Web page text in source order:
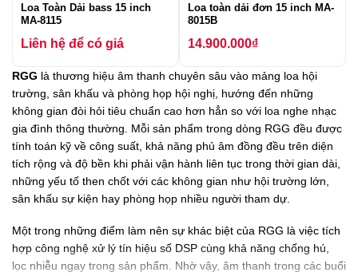
Loa Toàn Dải bass 15 inch
MA-8115
Liên hệ để có giá
Loa toàn dải đơn 15 inch MA-
8015B
14.900.000₫
RGG là thương hiệu âm thanh chuyên sâu vào mảng loa hội
trường, sân khấu và phòng họp hội nghị, hướng đến những
không gian đòi hỏi tiêu chuẩn cao hơn hẳn so với loa nghe nhạc
gia đình thông thường. Mỗi sản phẩm trong dòng RGG đều được
tính toán kỹ về công suất, khả năng phủ âm đồng đều trên diện
tích rộng và độ bền khi phải vận hành liên tục trong thời gian dài,
những yếu tố then chốt với các không gian như hội trường lớn,
sân khấu sự kiện hay phòng họp nhiều người tham dự.
Một trong những điểm làm nên sự khác biệt của RGG là việc tích
hợp công nghệ xử lý tín hiệu số DSP cùng khả năng chống hú,
lọc nhiễu ngay trong sản phẩm. Nhờ vậy, âm thanh trong các buổi